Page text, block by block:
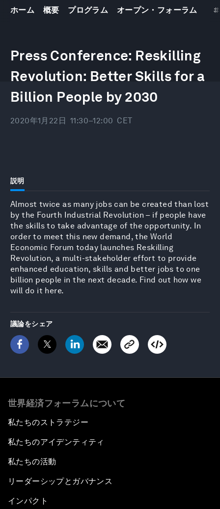
ホーム 概要 プログラム オープン・フォーラム #
Press Conference: Reskilling
Revolution: Better Skills for a
Billion People by 2030
2020年1月22日 11:30–12:00 CET
説明
Almost twice as many jobs can be created than lost
by the Fourth Industrial Revolution – if people have
the skills to take advantage of the opportunity. In
order to meet this new demand, the World
Economic Forum today launches Reskilling
Revolution, a multi-stakeholder effort to provide
enhanced education, skills and better jobs to one
billion people in the next decade. Find out how we
will do it here.
議論をシェア
世界経済フォーラムについて
私たちのストラテジー
私たちのアイデンティティ
私たちの活動
リーダーシップとガバナンス
インパクト